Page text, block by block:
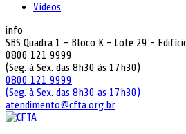
Vídeos
info
SBS Quadra 1 - Bloco K - Lote 29 -
0800 121 9999
(Seg. à Sex. das 8h30 às 17h30)
0800 121 9999
(Seg. à Sex. das 8h30 as 17h30)
atendimento@cfta.org.br